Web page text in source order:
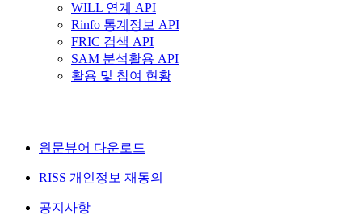
WILL 연계 API
Rinfo 통계정보 API
FRIC 검색 API
SAM 분석활용 API
활용 및 참여 현황
원문뷰어 다운로드
RISS 개인정보 재동의
공지사항